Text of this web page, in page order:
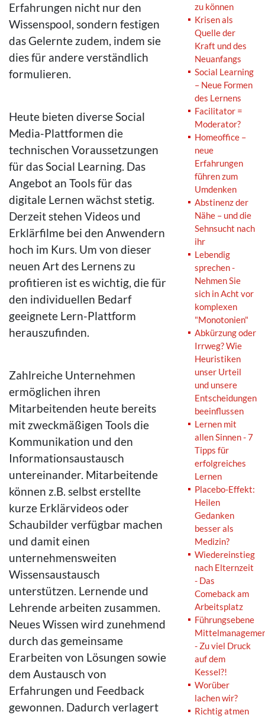
Erfahrungen nicht nur den
Wissenspool, sondern festigen
das Gelernte zudem, indem sie
dies für andere verständlich
formulieren.
Heute bieten diverse Social
Media-Plattformen die
technischen Voraussetzungen
für das Social Learning. Das
Angebot an Tools für das
digitale Lernen wächst stetig.
Derzeit stehen Videos und
Erklärfilme bei den Anwendern
hoch im Kurs. Um von dieser
neuen Art des Lernens zu
profitieren ist es wichtig, die für
den individuellen Bedarf
geeignete Lern-Plattform
herauszufinden.
Zahlreiche Unternehmen
ermöglichen ihren
Mitarbeitenden heute bereits
mit zweckmäßigen Tools die
Kommunikation und den
Informationsaustausch
untereinander. Mitarbeitende
können z.B. selbst erstellte
kurze Erklärvideos oder
Schaubilder verfügbar machen
und damit einen
unternehmensweiten
Wissensaustausch
unterstützen. Lernende und
Lehrende arbeiten zusammen.
Neues Wissen wird zunehmend
durch das gemeinsame
Erarbeiten von Lösungen sowie
dem Austausch von
Erfahrungen und Feedback
gewonnen. Dadurch verlagert
zu können
Krisen als
Quelle der
Kraft und des
Neuanfangs
Social Learning
– Neue Formen
des Lernens
Facilitator =
Moderator?
Homeoffice –
neue
Erfahrungen
führen zum
Umdenken
Abstinenz der
Nähe – und die
Sehnsucht nach
ihr
Lebendig
sprechen -
Nehmen Sie
sich in Acht vor
komplexen
"Monotonien"
Abkürzung oder
Irrweg? Wie
Heuristiken
unser Urteil
und unsere
Entscheidungen
beeinflussen
Lernen mit
allen Sinnen - 7
Tipps für
erfolgreiches
Lernen
Placebo-Effekt:
Heilen
Gedanken
besser als
Medizin?
Wiedereinstieg
nach Elternzeit
- Das
Comeback am
Arbeitsplatz
Führungsebene
- Zu viel Druck
auf dem
Kessel?!
Worüber
lachen wir?
Richtig atmen